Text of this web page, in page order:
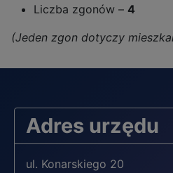
Liczba zgonów – 4
(Jeden zgon dotyczy
Adres urzędu
ul. Konarskiego 20